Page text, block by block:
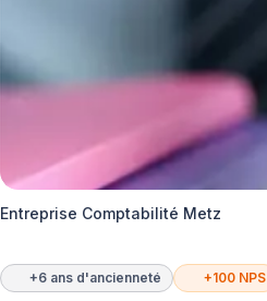
Entreprise Comptabilité Metz
+6 ans d'ancienneté +100 NPS